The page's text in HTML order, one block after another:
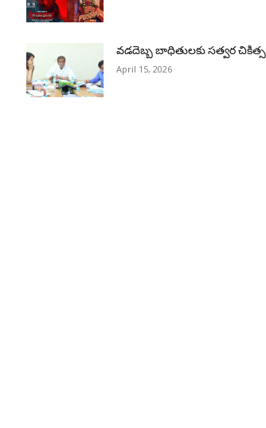
వడదెబ్బ బాధితులకు సత్వర చికిత్స
April 15, 2026